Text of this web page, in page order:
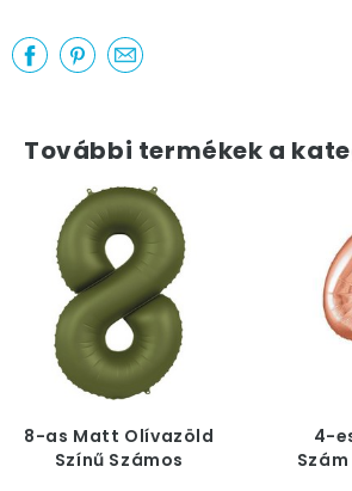
További termékek a
8-as Matt Olívazöld
Színű Számos
4-